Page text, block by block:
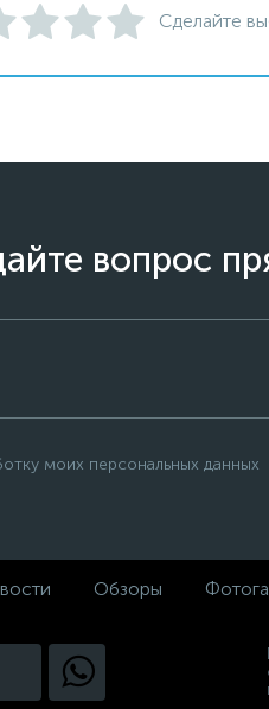
Сделайте
вопрос
моих персональных данных
Обзоры